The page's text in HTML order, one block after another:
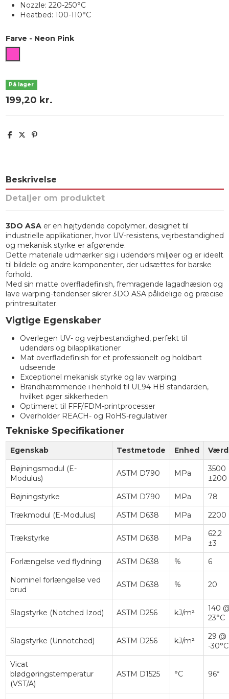
Nozzle: 220-250°C
Heatbed: 100-110°C
Farve - Neon Pink
På lager
199,20 kr.
Beskrivelse
Detaljer om produktet
3DO ASAer en højtydende copolymer, designet til
industrielle applikationer, hvor UV-resistens, vejrbestandighed
og mekanisk styrke er afgørende.
Dette materiale udmærker sig i udendørs miljøer og er ideelt
til bildele og andre komponenter, der udsættes for barske
forhold.
Med sin matte overfladefinish, fremragende lagadhæsion og
lave warping-tendenser sikrer 3DO ASA pålidelige og præcise
printresultater.
Vigtige Egenskaber
Overlegen UV- og vejrbestandighed, perfekt til
udendørs og bilapplikationer
Mat overfladefinish for et professionelt og holdbart
udseende
Exceptionel mekanisk styrke og lav warping
Brandhæmmende i henhold til UL94 HB standarden,
hvilket øger sikkerheden
Optimeret til FFF/FDM-printprocesser
Overholder REACH- og RoHS-regulativer
Tekniske Specifikationer
Egenskab Testmetode Enhed
Bøjningsmodul (E-
Modulus)
ASTM D790 MPa
3500
±200
Bøjningstyrke
ASTM D790 MPa
78
Trækmodul (E-Modulus)
ASTM D638 MPa 2200
Trækstyrke ASTM D638 MPa
62,2
±3
Forlængelse ved flydning
ASTM D638 %
6
Nominel forlængelse ved
brud
ASTM D638 % 20
Slagstyrke (Notched Izod) ASTM D256 kJ/m²
140
23°C
Slagstyrke (Unnotched) ASTM D256 kJ/m²
29 @
-30°C
Vicat
blødgøringstemperatur
(VST/A)
ASTM D1525 °C 96*